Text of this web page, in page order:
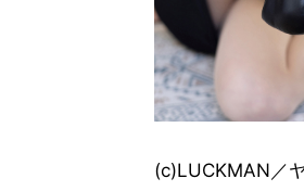
(c)LUCKMAN／